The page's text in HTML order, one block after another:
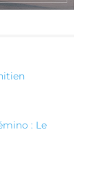
: Le